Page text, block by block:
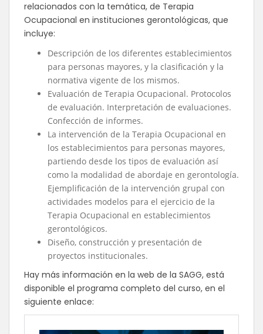
relacionados con la temática, de Terapia
Ocupacional en instituciones gerontológicas, que
incluye:
Descripción de los diferentes establecimientos
para personas mayores, y la clasificación y la
normativa vigente de los mismos.
Evaluación de Terapia Ocupacional. Protocolos
de evaluación. Interpretación de evaluaciones.
Confección de informes.
La intervención de la Terapia Ocupacional en
los establecimientos para personas mayores,
partiendo desde los tipos de evaluación así
como la modalidad de abordaje en gerontología.
Ejemplificación de la intervención grupal con
actividades modelos para el ejercicio de la
Terapia Ocupacional en establecimientos
gerontológicos.
Diseño, construcción y presentación de
proyectos institucionales.
Hay más información en la web de la SAGG, está
disponible el programa completo del curso, en el
siguiente enlace: